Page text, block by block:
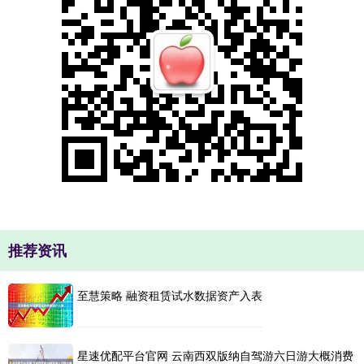
推荐资讯
至慧策略 融资租赁试水数据资产入表
星速优配平台官网 云南西双版纳自驾游六日游大概消费